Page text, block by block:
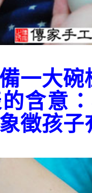
一大
含意
徵孩子